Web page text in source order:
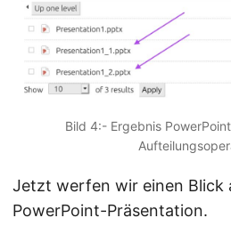
Bild 4:- Ergebnis
Jetzt werfen wir einen Blick
PowerPoint-Präsentation.